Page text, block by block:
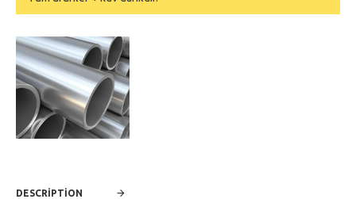
DESCRIPTION